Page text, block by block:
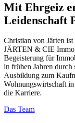
Mit Ehrgeiz
Leidenschaft
Christian von Järten
JÄRTEN & CIE
Begeisterung für
in frühen Jahren
Ausbildung zum
Wohnungswirtschaft
die Karriere.
Das Team